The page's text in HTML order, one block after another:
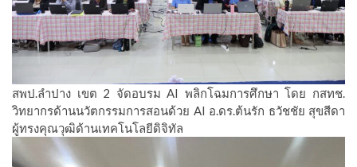
สพป.ลำปาง เขต 2 จัดอบรม AI พลิกโฉมการศึกษา โดย กสทช.
วิทยากรด้านนวัตกรรมการสอนด้วย AI อ.ดร.ต้นรัก ธวัชชัย สุขสีดา
ผู้ทรงคุณวุฒิด้านเทคโนโลยีดิจิทัล